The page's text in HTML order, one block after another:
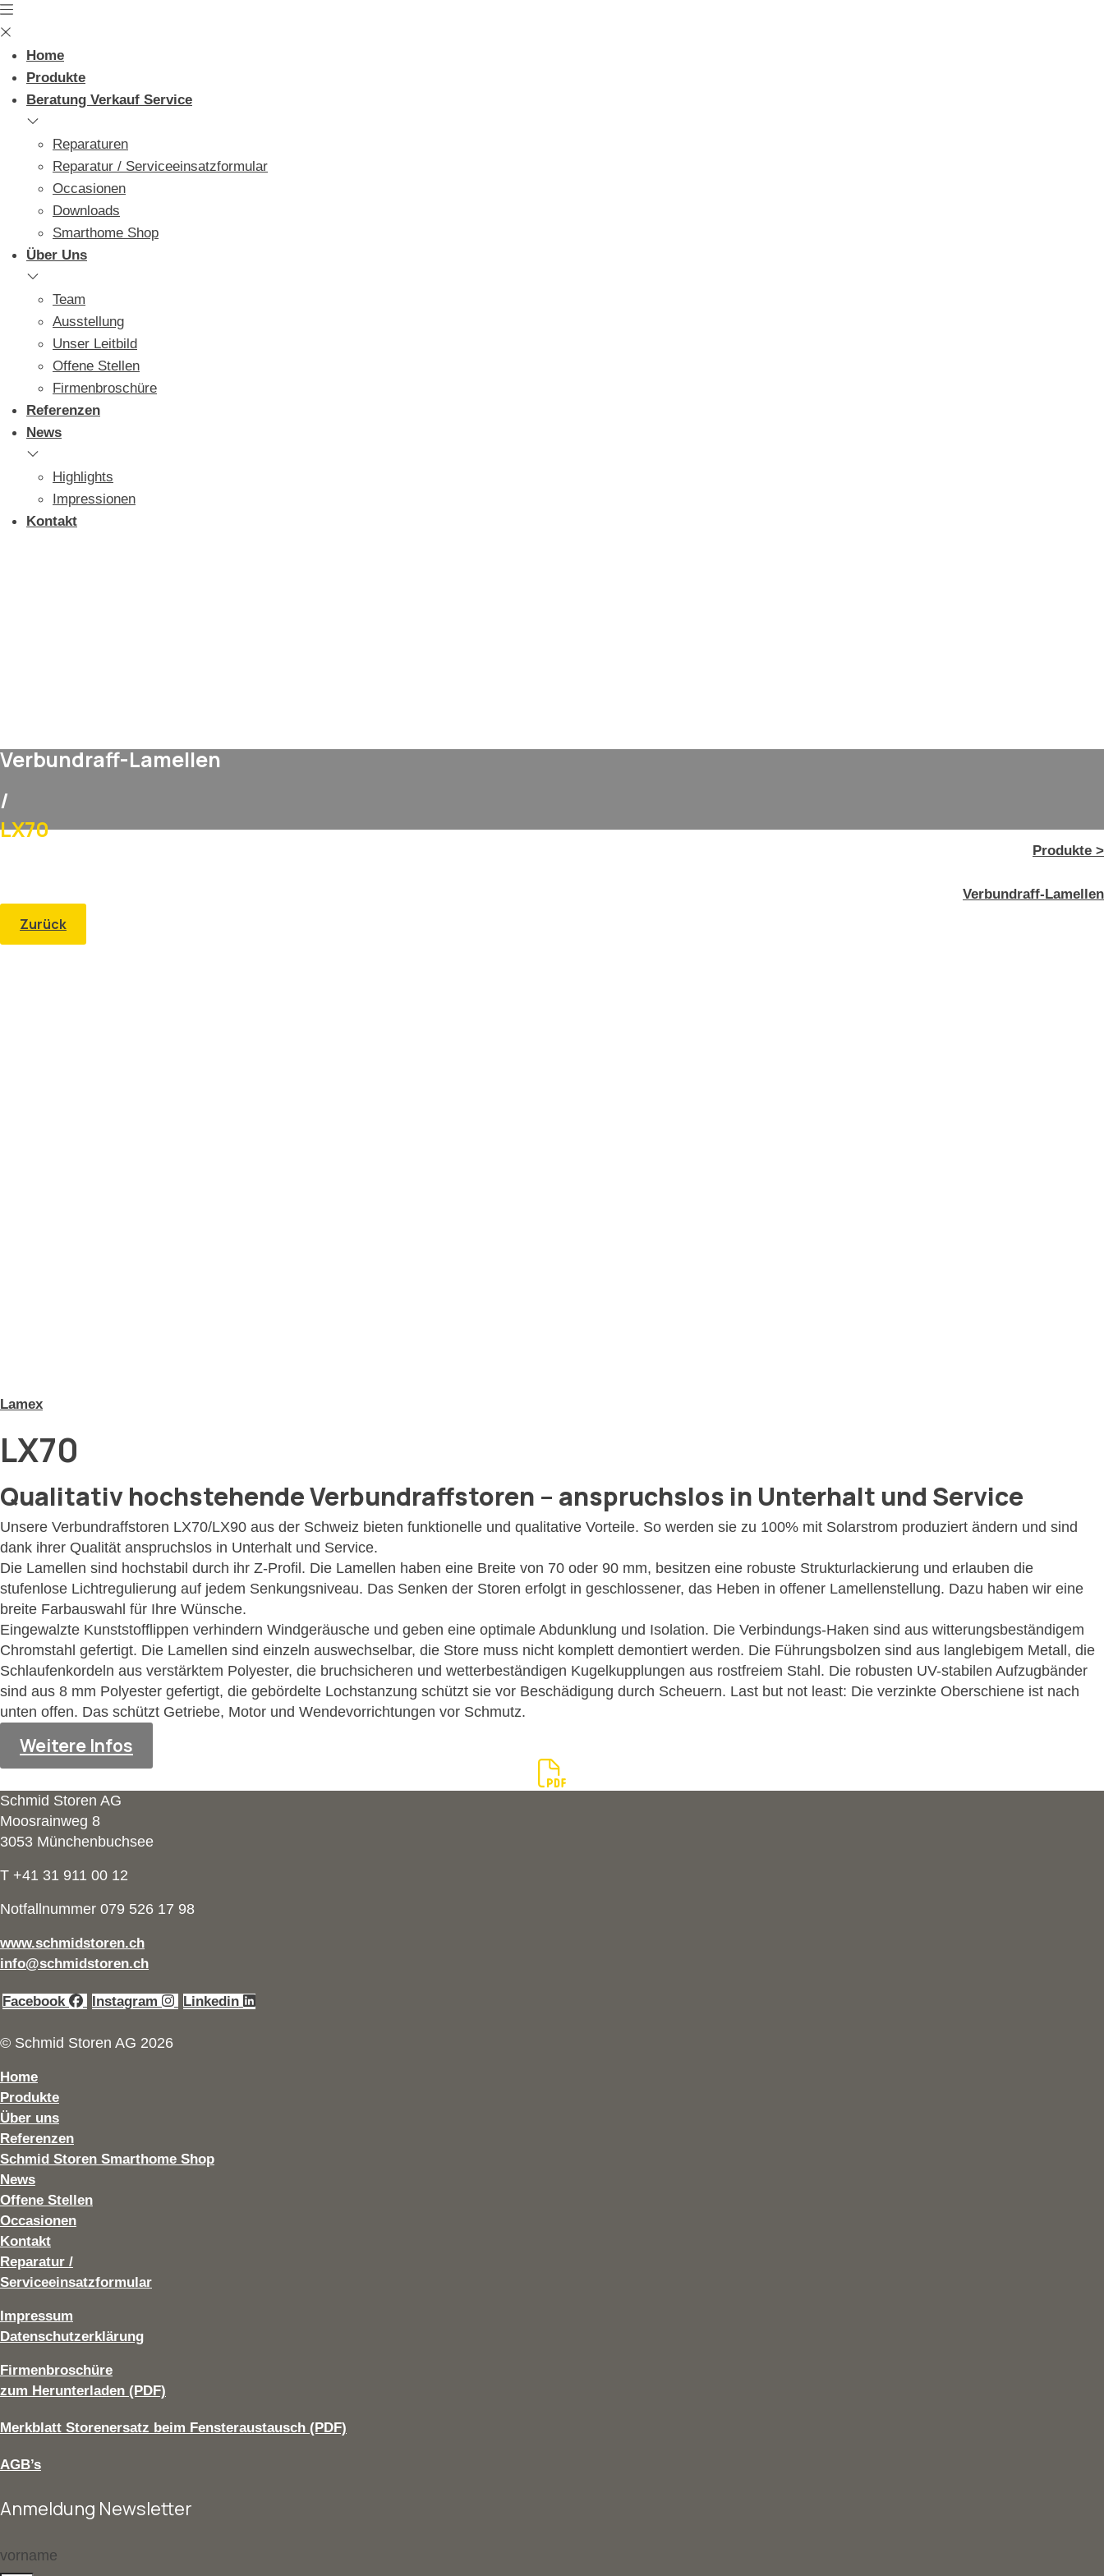
Skip
to
content
Home
Produkte
Beratung Verkauf Service
Reparaturen
Reparatur / Serviceeinsatzformular
Occasionen
Downloads
Smarthome Shop
Über Uns
Team
Ausstellung
Unser Leitbild
Offene Stellen
Firmenbroschüre
Referenzen
News
Highlights
Impressionen
Kontakt
Verbundraff-Lamellen
/
LX70
Produkte >
Verbundraff-Lamellen
Zurück
Lamex
LX70
Qualitativ hochstehende Verbundraffstoren – anspruchslos in Unterhalt und Service
Unsere Verbundraffstoren LX70/LX90 aus der Schweiz bieten funktionelle und qualitative Vorteile. So werden sie zu 100% mit Solarstrom produziert ändern und sind
dank ihrer Qualität anspruchslos in Unterhalt und Service.
Die Lamellen sind hochstabil durch ihr Z-Profil. Die Lamellen haben eine Breite von 70 oder 90 mm, besitzen eine robuste Strukturlackierung und erlauben die
stufenlose Lichtregulierung auf jedem Senkungsniveau. Das Senken der Storen erfolgt in geschlossener, das Heben in offener Lamellenstellung. Dazu haben wir eine
breite Farbauswahl für Ihre Wünsche.
Eingewalzte Kunststofflippen verhindern Windgeräusche und geben eine optimale Abdunklung und Isolation. Die Verbindungs-Haken sind aus witterungsbeständigem
Chromstahl gefertigt. Die Lamellen sind einzeln auswechselbar, die Store muss nicht komplett demontiert werden. Die Führungsbolzen sind aus langlebigem Metall, die
Schlaufenkordeln aus verstärktem Polyester, die bruchsicheren und wetterbeständigen Kugelkupplungen aus rostfreiem Stahl. Die robusten UV-stabilen Aufzugbänder
sind aus 8 mm Polyester gefertigt, die gebördelte Lochstanzung schützt sie vor Beschädigung durch Scheuern. Last but not least: Die verzinkte Oberschiene ist nach
unten offen. Das schützt Getriebe, Motor und Wendevorrichtungen vor Schmutz.
Weitere Infos
Schmid Storen AG
Moosrainweg 8
3053 Münchenbuchsee
T +41 31 911 00 12
Notfallnummer 079 526 17 98
www.schmidstoren.ch
info@schmidstoren.ch
Facebook Instagram Linkedin
© Schmid Storen AG 2026
Home
Produkte
Über uns
Referenzen
Schmid Storen Smarthome Shop
News
Offene Stellen
Occasionen
Kontakt
Reparatur /
Serviceeinsatzformular
Impressum
Datenschutzerklärung
Firmenbroschüre
zum Herunterladen (PDF)
Merkblatt Storenersatz beim Fensteraustausch (PDF)
AGB’s
Anmeldung Newsletter
vorname